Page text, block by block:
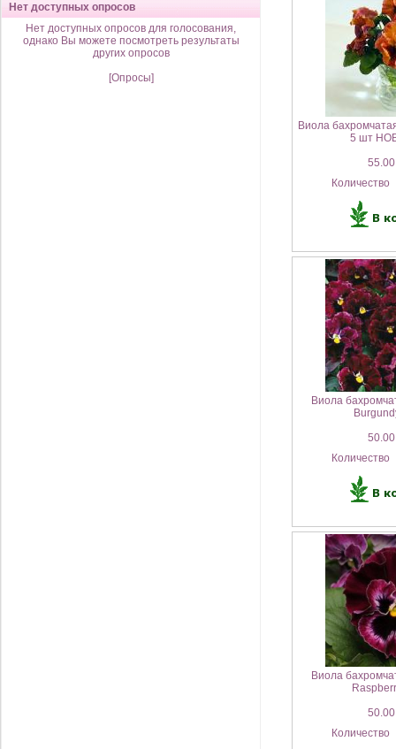
Нет доступных опросов
Нет доступных опросов для голосования,
однако Вы можете посмотреть результаты
других опросов
[Опросы]
Виола
5 шт
Количество
Виола
Количество
Виола
Количество